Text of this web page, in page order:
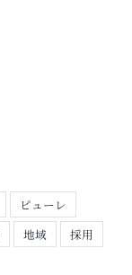
ピューレ
地域
採用